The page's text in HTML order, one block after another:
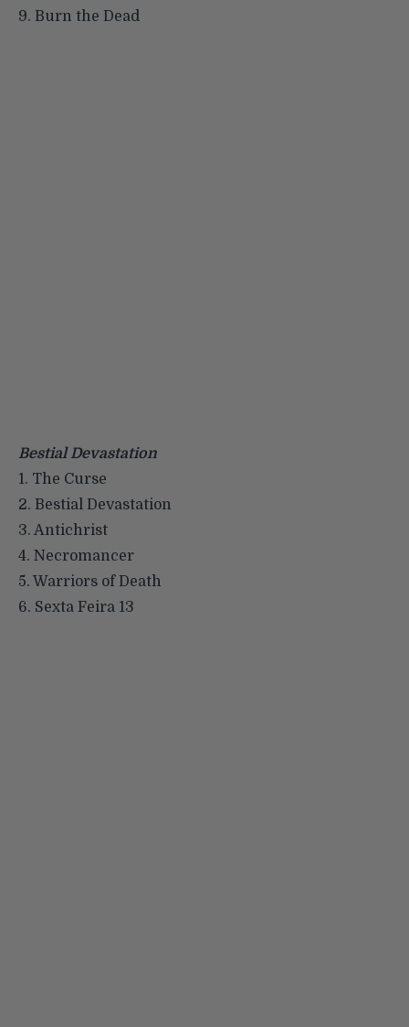
9. Burn the Dead
Bestial Devastation
1. The Curse
2. Bestial Devastation
3. Antichrist
4. Necromancer
5. Warriors of Death
6. Sexta Feira 13